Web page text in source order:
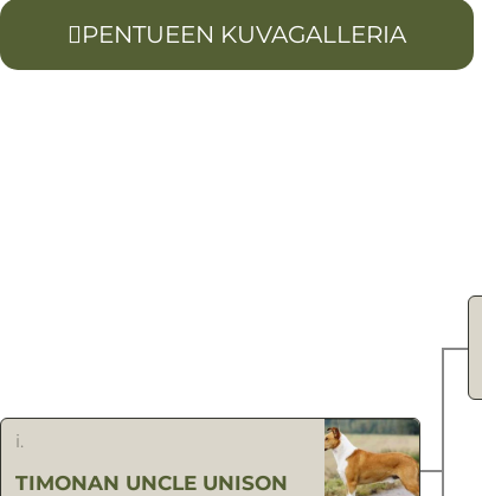
PENTUEEN KUVAGALLERIA
i.
TIMONAN UNCLE UNISON